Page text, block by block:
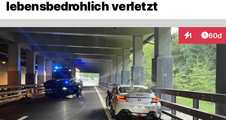
lebensbedrohlich verletzt
1
Interaktionen
60d